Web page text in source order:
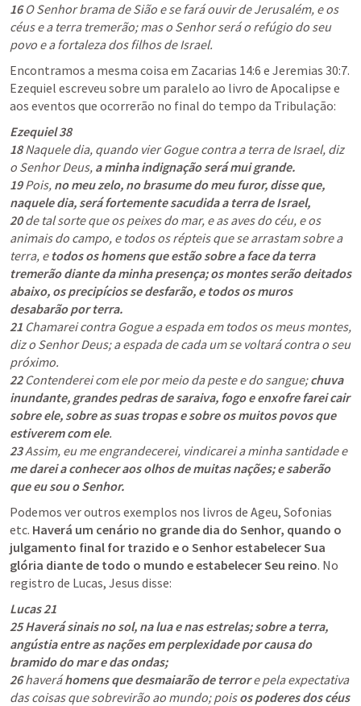
16 O Senhor brama de Sião e se fará ouvir de Jerusalém, e os
céus e a terra tremerão; mas o Senhor será o refúgio do seu
povo e a fortaleza dos filhos de Israel.
Encontramos a mesma coisa em Zacarias 14:6 e Jeremias 30:7.
Ezequiel escreveu sobre um paralelo ao livro de Apocalipse e
aos eventos que ocorrerão no final do tempo da Tribulação:
Ezequiel 38
18 Naquele dia, quando vier Gogue contra a terra de Israel, diz
o Senhor Deus, a minha indignação será mui grande.
19 Pois, no meu zelo, no brasume do meu furor, disse que,
naquele dia, será fortemente sacudida a terra de Israel,
20 de tal sorte que os peixes do mar, e as aves do céu, e os
animais do campo, e todos os répteis que se arrastam sobre a
terra, e todos os homens que estão sobre a face da terra
tremerão diante da minha presença; os montes serão deitados
abaixo, os precipícios se desfarão, e todos os muros
desabarão por terra.
21 Chamarei contra Gogue a espada em todos os meus montes,
diz o Senhor Deus; a espada de cada um se voltará contra o seu
22 Contenderei com ele por meio da peste e do sangue; chuva
inundante, grandes pedras de saraiva, fogo e enxofre farei cair
sobre ele, sobre as suas tropas e sobre os muitos povos que
estiverem com ele
23
Assim, eu me engrandecerei, vindicarei a minha santidade e
me darei a conhecer aos olhos de muitas nações; e saberão
que eu sou o Senhor.
Podemos ver outros exemplos nos livros de Ageu, Sofonias
etc. Haverá um cenário no grande dia do Senhor, quando o
julgamento final for trazido e o Senhor estabelecer Sua
glória diante de todo o mundo e estabelecer Seu reino. No
registro de Lucas, Jesus disse:
Lucas 21
25 Haverá sinais no sol, na lua e nas estrelas; sobre a terra,
angústia entre as nações em perplexidade por causa do
bramido do mar e das ondas;
26 haverá homens que desmaiarão de terror e pela expectativa
das coisas que sobrevirão ao mundo; pois os poderes dos céus